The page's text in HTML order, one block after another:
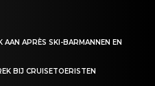
APRÈS SKI-BARMANNEN EN
BIJ CRUISETOERISTEN